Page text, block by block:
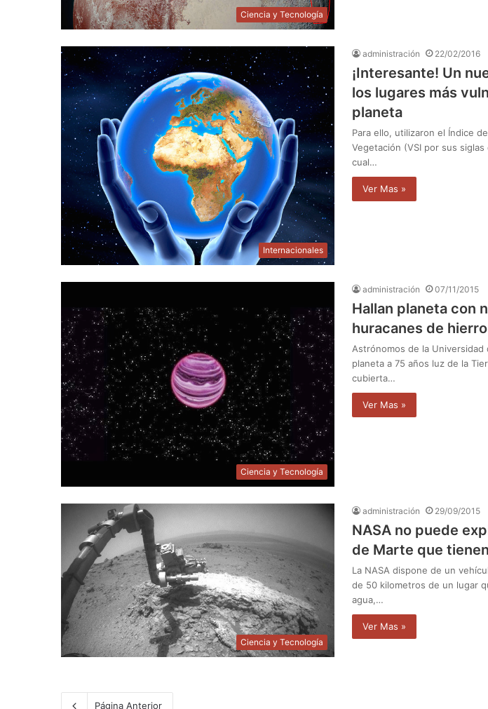
Ciencia y Tecnología
Internacionales
administración 22/02/2016
¡Interesante! Un
los lugares más
planeta
Para ello, utilizaron el Índice
Vegetación (VSI por sus
cual…
Ver Mas »
Ciencia y Tecnología
administración 07/11/2015
Hallan planeta con
huracanes de
Astrónomos de la Universidad
planeta a 75 años luz de la
cubierta…
Ver Mas »
Ciencia y Tecnología
administración 29/09/2015
NASA no puede
de Marte que
La NASA dispone de un
de 50 kilometros de un lugar
agua,…
Ver Mas »
Página Anterior